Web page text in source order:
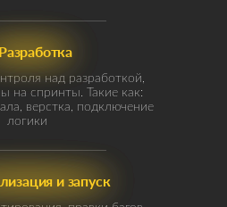
над разработкой,
на спринты. Такие как:
верстка, подключение
логики
и запуск